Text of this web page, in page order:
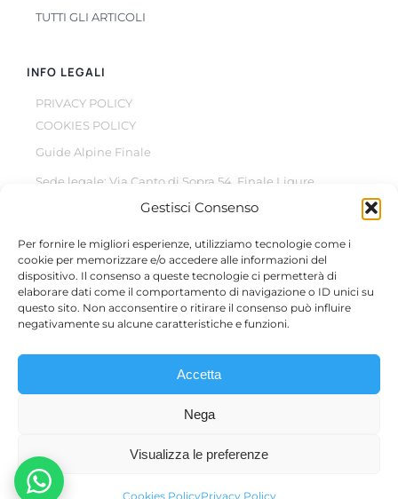
Gestisci Consenso
Per fornire le migliori esperienze, utilizziamo tecnologie come i
cookie per memorizzare e/o accedere alle informazioni del
dispositivo. Il consenso a queste tecnologie ci permetterà di
elaborare dati come il comportamento di navigazione o ID unici su
questo sito. Non acconsentire o ritirare il consenso può influire
negativamente su alcune caratteristiche e funzioni.
Accetta
Nega
Visualizza le preferenze
Cookies PolicyPrivacy Policy
TUTTI GLI ARTICOLI
INFO LEGALI
PRIVACY POLICY
COOKIES POLICY
Guide Alpine Finale
Sede legale: Via Canto di Sopra 54, Finale Ligure
All Rights Reserved
Questo sito è protetto da reCAPTCHA, il suo utilizzo è
Privacy Policye aitermini di utilizzodi Google.
Micol Casaleggio – P.IVA 01810840098 | Filippo Rizzo –
| Giovanni Rocca – P.IVA 02720860994 | Alice Arata – P.IVA
01912100094 | Pietro Godani – P.IVA 02269560997